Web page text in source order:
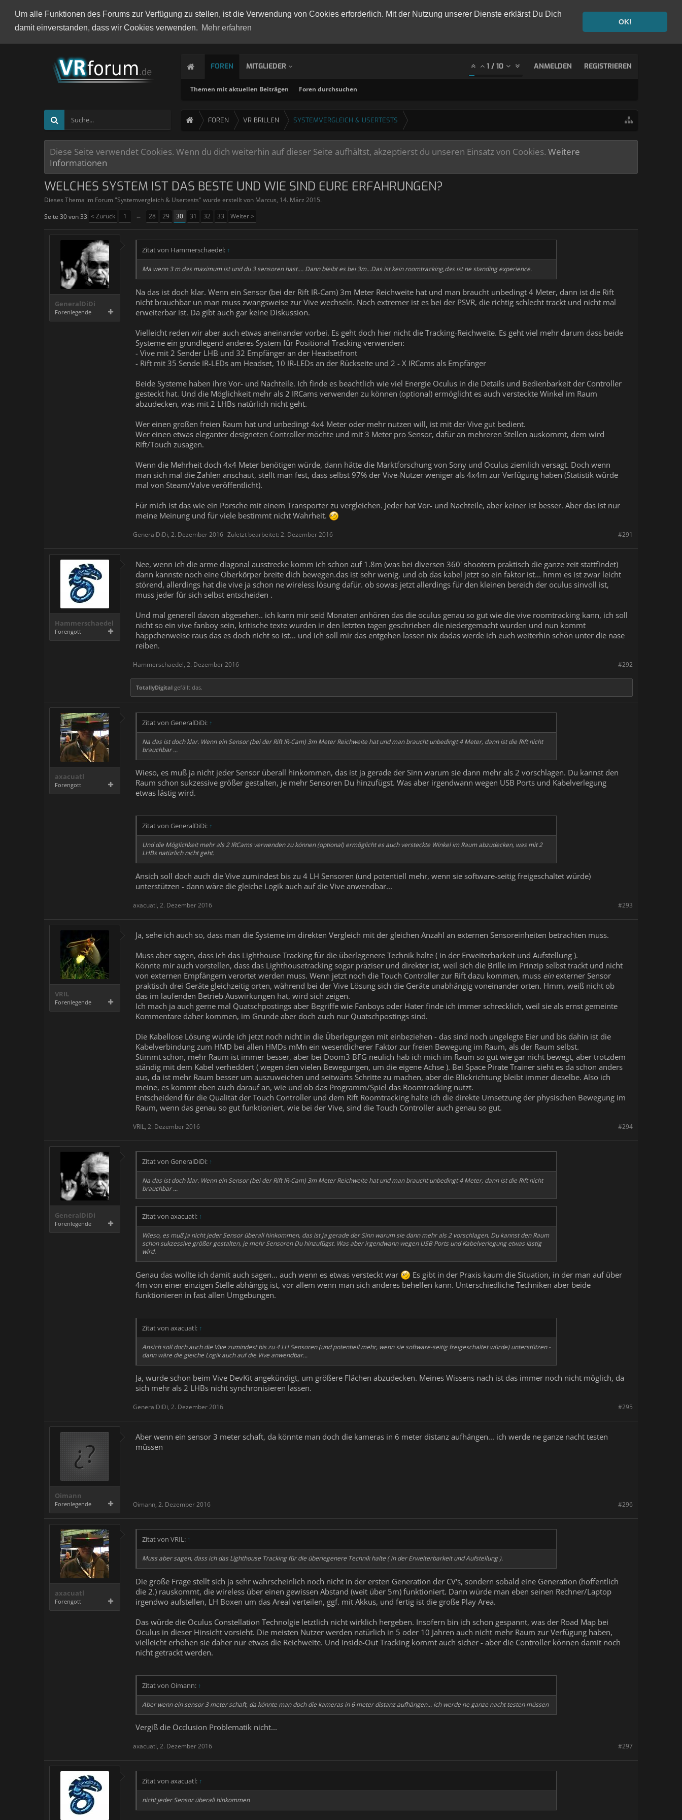
Um alle Funktionen des Forums zur Verfügung zu stellen, ist die Verwendung von Cookies erforderlich. Mit der Nutzung unserer Dienste erklärst Du Dich
damit einverstanden, dass wir Cookies verwenden. Mehr erfahren
OK!
FOREN
Themen mit aktuellen Beiträgen Foren durchsuchen
MITGLIEDER 1 / 10 ANMELDEN REGISTRIEREN
FOREN VR BRILLEN SYSTEMVERGLEICH & USERTESTS
Diese Seite verwendet Cookies. Wenn du dich weiterhin auf dieser Seite aufhältst, akzeptierst du unseren Einsatz von Cookies. Weitere
Informationen
WELCHES SYSTEM IST DAS BESTE UND WIE SIND EURE ERFAHRUNGEN?
Dieses Thema im Forum "Systemvergleich & Usertests" wurde erstellt von Marcus, 14. März 2015.
Seite 30 von 33 < Zurück 1 ← 28 29 30 31 32 33 Weiter >
GeneralDiDi
Forenlegende
Zitat von Hammerschaedel: ↑
Ma wenn 3 m das maximum ist und du 3 sensoren hast.... Dann bleibt es bei 3m...Das ist kein roomtracking,das ist ne standing experience.
Na das ist doch klar. Wenn ein Sensor (bei der Rift IR-Cam) 3m Meter Reichweite hat und man braucht unbedingt 4 Meter, dann ist die Rift
nicht brauchbar un man muss zwangsweise zur Vive wechseln. Noch extremer ist es bei der PSVR, die richtig schlecht trackt und nicht mal
erweiterbar ist. Da gibt auch gar keine Diskussion.
Vielleicht reden wir aber auch etwas aneinander vorbei. Es geht doch hier nicht die Tracking-Reichweite. Es geht viel mehr darum dass beide
Systeme ein grundlegend anderes System für Positional Tracking verwenden:
- Vive mit 2 Sender LHB und 32 Empfänger an der Headsetfront
- Rift mit 35 Sende IR-LEDs am Headset, 10 IR-LEDs an der Rückseite und 2 - X IRCams als Empfänger
Beide Systeme haben ihre Vor- und Nachteile. Ich finde es beachtlich wie viel Energie Oculus in die Details und Bedienbarkeit der Controller
gesteckt hat. Und die Möglichkeit mehr als 2 IRCams verwenden zu können (optional) ermöglicht es auch versteckte Winkel im Raum
abzudecken, was mit 2 LHBs natürlich nicht geht.
Wer einen großen freien Raum hat und unbedingt 4x4 Meter oder mehr nutzen will, ist mit der Vive gut bedient.
Wer einen etwas eleganter designeten Controller möchte und mit 3 Meter pro Sensor, dafür an mehreren Stellen auskommt, dem wird
Rift/Touch zusagen.
Wenn die Mehrheit doch 4x4 Meter benötigen würde, dann hätte die Marktforschung von Sony und Oculus ziemlich versagt. Doch wenn
man sich mal die Zahlen anschaut, stellt man fest, dass selbst 97% der Vive-Nutzer weniger als 4x4m zur Verfügung haben (Statistik würde
mal von Steam/Valve veröffentlicht).
Für mich ist das wie ein Porsche mit einem Transporter zu vergleichen. Jeder hat Vor- und Nachteile, aber keiner ist besser. Aber das ist nur
meine Meinung und für viele bestimmt nicht Wahrheit.
#291
GeneralDiDi, 2. Dezember 2016 Zuletzt bearbeitet: 2. Dezember 2016
Hammerschaedel
Forengott
Nee, wenn ich die arme diagonal ausstrecke komm ich schon auf 1.8m (was bei diversen 360' shootern praktisch die ganze zeit stattfindet)
dann kannste noch eine Oberkőrper breite dich bewegen.das ist sehr wenig. und ob das kabel jetzt so ein faktor ist... hmm es ist zwar leicht
störend, allerdings hat die vive ja schon ne wireless lösung dafür. ob sowas jetzt allerdings für den kleinen bereich der oculus sinvoll ist,
muss jeder für sich selbst entscheiden .
Und mal generell davon abgesehen.. ich kann mir seid Monaten anhören das die oculus genau so gut wie die vive roomtracking kann, ich soll
nicht so ein vive fanboy sein, kritische texte wurden in den letzten tagen geschrieben die niedergemacht wurden und nun kommt
häppchenweise raus das es doch nicht so ist... und ich soll mir das entgehen lassen nix dadas werde ich euch weiterhin schön unter die nase
reiben.
#292
Hammerschaedel, 2. Dezember 2016
TotallyDigital gefällt das.
axacuatl
Forengott
Zitat von GeneralDiDi: ↑
Na das ist doch klar. Wenn ein Sensor (bei der Rift IR-Cam) 3m Meter Reichweite hat und man braucht unbedingt 4 Meter, dann ist die Rift nicht
brauchbar ...
Wieso, es muß ja nicht jeder Sensor überall hinkommen, das ist ja gerade der Sinn warum sie dann mehr als 2 vorschlagen. Du kannst den
Raum schon sukzessive größer gestalten, je mehr Sensoren Du hinzufügst. Was aber irgendwann wegen USB Ports und Kabelverlegung
etwas lästig wird.
Zitat von GeneralDiDi: ↑
Und die Möglichkeit mehr als 2 IRCams verwenden zu können (optional) ermöglicht es auch versteckte Winkel im Raum abzudecken, was mit 2
LHBs natürlich nicht geht.
Ansich soll doch auch die Vive zumindest bis zu 4 LH Sensoren (und potentiell mehr, wenn sie software-seitig freigeschaltet würde)
unterstützen - dann wäre die gleiche Logik auch auf die Vive anwendbar...
#293
axacuatl, 2. Dezember 2016
VRIL
Forenlegende
Ja, sehe ich auch so, dass man die Systeme im direkten Vergleich mit der gleichen Anzahl an externen Sensoreinheiten betrachten muss.
Muss aber sagen, dass ich das Lighthouse Tracking für die überlegenere Technik halte ( in der Erweiterbarkeit und Aufstellung ).
Könnte mir auch vorstellen, dass das Lighthousetracking sogar präziser und direkter ist, weil sich die Brille im Prinzip selbst trackt und nicht
von externen Empfängern verortet werden muss. Wenn jetzt noch die Touch Controller zur Rift dazu kommen, muss ein externer Sensor
praktisch drei Geräte gleichzeitig orten, während bei der Vive Lösung sich die Geräte unabhängig voneinander orten. Hmm, weiß nicht ob
das im laufenden Betrieb Auswirkungen hat, wird sich zeigen.
Ich mach ja auch gerne mal Quatschpostings aber Begriffe wie Fanboys oder Hater finde ich immer schrecklich, weil sie als ernst gemeinte
Kommentare daher kommen, im Grunde aber doch auch nur Quatschpostings sind.
Die Kabellose Lösung würde ich jetzt noch nicht in die Überlegungen mit einbeziehen - das sind noch ungelegte Eier und bis dahin ist die
Kabelverbindung zum HMD bei allen HMDs mMn ein wesentlicherer Faktor zur freien Bewegung im Raum, als der Raum selbst.
Stimmt schon, mehr Raum ist immer besser, aber bei Doom3 BFG neulich hab ich mich im Raum so gut wie gar nicht bewegt, aber trotzdem
ständig mit dem Kabel verheddert ( wegen den vielen Bewegungen, um die eigene Achse ). Bei Space Pirate Trainer sieht es da schon anders
aus, da ist mehr Raum besser um auszuweichen und seitwärts Schritte zu machen, aber die Blickrichtung bleibt immer dieselbe. Also ich
meine, es kommt eben auch darauf an, wie und ob das Programm/Spiel das Roomtracking nutzt.
Entscheidend für die Qualität der Touch Controller und dem Rift Roomtracking halte ich die direkte Umsetzung der physischen Bewegung im
Raum, wenn das genau so gut funktioniert, wie bei der Vive, sind die Touch Controller auch genau so gut.
#294
VRIL, 2. Dezember 2016
GeneralDiDi
Forenlegende
Zitat von GeneralDiDi: ↑
Na das ist doch klar. Wenn ein Sensor (bei der Rift IR-Cam) 3m Meter Reichweite hat und man braucht unbedingt 4 Meter, dann ist die Rift nicht
brauchbar ...
Zitat von axacuatl: ↑
Wieso, es muß ja nicht jeder Sensor überall hinkommen, das ist ja gerade der Sinn warum sie dann mehr als 2 vorschlagen. Du kannst den Raum
schon sukzessive größer gestalten, je mehr Sensoren Du hinzufügst. Was aber irgendwann wegen USB Ports und Kabelverlegung etwas lästig
wird.
Genau das wollte ich damit auch sagen... auch wenn es etwas versteckt war
Es gibt in der Praxis kaum die Situation, in der man auf über
4m von einer einzigen Stelle abhängig ist, vor allem wenn man sich anderes behelfen kann. Unterschiedliche Techniken aber beide
funktionieren in fast allen Umgebungen.
Zitat von axacuatl: ↑
Ansich soll doch auch die Vive zumindest bis zu 4 LH Sensoren (und potentiell mehr, wenn sie software-seitig freigeschaltet würde) unterstützen -
dann wäre die gleiche Logik auch auf die Vive anwendbar...
Ja, wurde schon beim Vive DevKit angekündigt, um größere Flächen abzudecken. Meines Wissens nach ist das immer noch nicht möglich, da
sich mehr als 2 LHBs nicht synchronisieren lassen.
#295
GeneralDiDi, 2. Dezember 2016
Oimann
Forenlegende
Aber wenn ein sensor 3 meter schaft, da könnte man doch die kameras in 6 meter distanz aufhängen... ich werde ne ganze nacht testen
müssen
#296
Oimann, 2. Dezember 2016
axacuatl
Forengott
Zitat von VRIL: ↑
Muss aber sagen, dass ich das Lighthouse Tracking für die überlegenere Technik halte ( in der Erweiterbarkeit und Aufstellung ).
Die große Frage stellt sich ja sehr wahrscheinlich noch nicht in der ersten Generation der CV's, sondern sobald eine Generation (hoffentlich
die 2.) rauskommt, die wireless über einen gewissen Abstand (weit über 5m) funktioniert. Dann würde man eben seinen Rechner/Laptop
irgendwo aufstellen, LH Boxen um das Areal verteilen, ggf. mit Akkus, und fertig ist die große Play Area.
Das würde die Oculus Constellation Technolgie letztlich nicht wirklich hergeben. Insofern bin ich schon gespannt, was der Road Map bei
Oculus in dieser Hinsicht vorsieht. Die meisten Nutzer werden natürlich in 5 oder 10 Jahren auch nicht mehr Raum zur Verfügung haben,
vielleicht erhöhen sie daher nur etwas die Reichweite. Und Inside-Out Tracking kommt auch sicher - aber die Controller können damit noch
nicht getrackt werden.
Zitat von Oimann: ↑
Aber wenn ein sensor 3 meter schaft, da könnte man doch die kameras in 6 meter distanz aufhängen... ich werde ne ganze nacht testen müssen
Vergiß die Occlusion Problematik nicht...
#297
axacuatl, 2. Dezember 2016
Zitat von axacuatl: ↑
nicht jeder Sensor überall hinkommen